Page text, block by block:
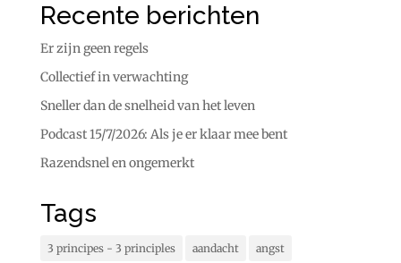
Recente berichten
Er zijn geen regels
Collectief in verwachting
Sneller dan de snelheid van het leven
Podcast 15/7/2026: Als je er klaar mee bent
Razendsnel en ongemerkt
Tags
3 principes - 3 principles aandacht angst